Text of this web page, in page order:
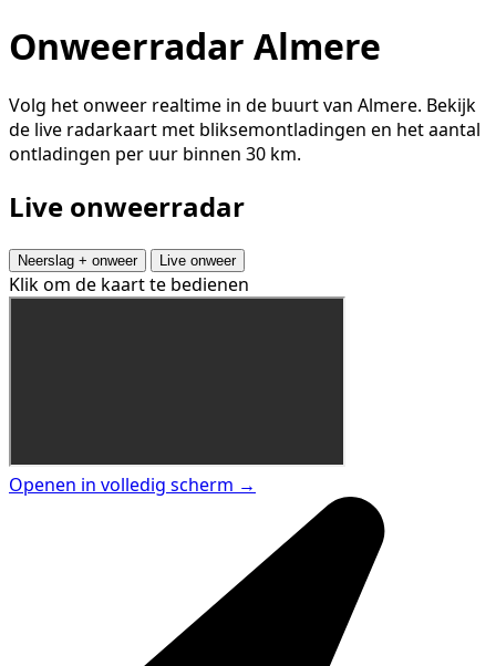
Onweerradar Almere
Volg het onweer realtime in de buurt van Almere. Bekijk
de live radarkaart met bliksemontladingen en het aantal
ontladingen per uur binnen 30 km.
Live onweerradar
Neerslag + onweer Live onweer
Klik om de kaart te bedienen
Openen in volledig scherm →